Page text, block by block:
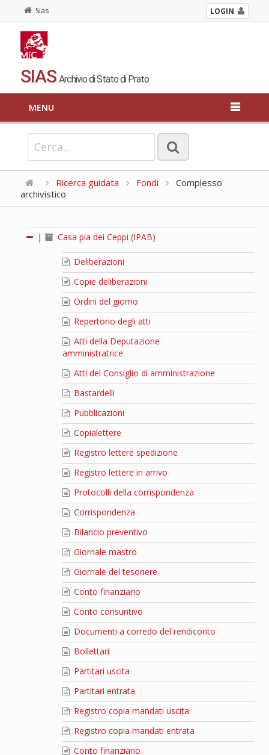
Sias LOGIN
SIAS Archivio di Stato di Prato
MENU
Ricerca guidata Fondi
Complesso
archivistico
| Casa pia dei Ceppi (IPAB)
Deliberazioni
Copie deliberazioni
Ordini del giorno
Repertorio degli atti
Atti della Deputazione
amministratrice
Atti del Consiglio di amministrazione
Bastardelli
Pubblicazioni
Copialettere
Registro lettere spedizione
Registro lettere in arrivo
Protocolli della corrispondenza
Corrispondenza
Bilancio preventivo
Giornale mastro
Giornale del tesoriere
Conto finanziario
Conto consuntivo
Documenti a corredo del rendiconto
Bollettari
Partitari uscita
Partitari entrata
Registro copia mandati uscita
Registro copia mandati entrata
Conto finanziario